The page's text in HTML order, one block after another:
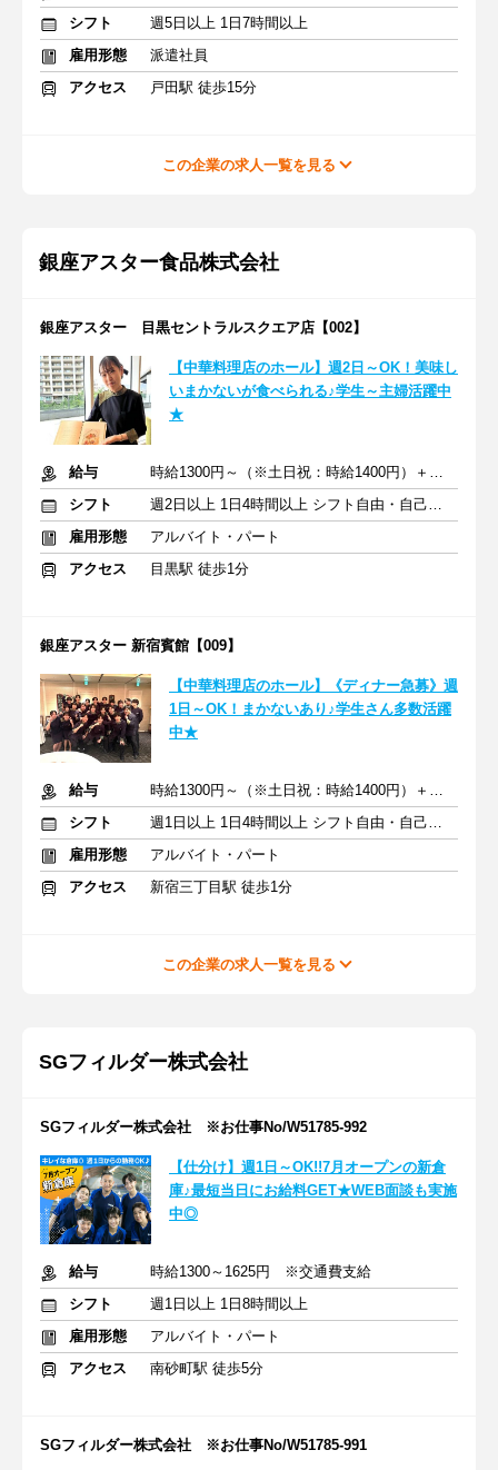
シフト
週5日以上 1日7時間以上
雇用形態
派遣社員
アクセス
戸田駅 徒歩15分
この企業の求人一覧を見る
銀座アスター食品株式会社
銀座アスター 目黒セントラルスクエア店【002】
【中華料理店のホール】週2日～OK！美味し
いまかないが食べられる♪学生～主婦活躍中
★
給与
時給1300円～（※土日祝：時給1400円）＋交通費支給
シフト
週2日以上 1日4時間以上 シフト自由・自己申告
雇用形態
アルバイト・パート
アクセス
目黒駅 徒歩1分
銀座アスター 新宿賓館【009】
【中華料理店のホール】《ディナー急募》週
1日～OK！まかないあり♪学生さん多数活躍
中★
給与
時給1300円～（※土日祝：時給1400円）＋交通費支給
シフト
週1日以上 1日4時間以上 シフト自由・自己申告
雇用形態
アルバイト・パート
アクセス
新宿三丁目駅 徒歩1分
この企業の求人一覧を見る
SGフィルダー株式会社
SGフィルダー株式会社 ※お仕事No/W51785-992
【仕分け】週1日～OK!!7月オープンの新倉
庫♪最短当日にお給料GET★WEB面談も実施
中◎
給与
時給1300～1625円 ※交通費支給
シフト
週1日以上 1日8時間以上
雇用形態
アルバイト・パート
アクセス
南砂町駅 徒歩5分
SGフィルダー株式会社 ※お仕事No/W51785-991